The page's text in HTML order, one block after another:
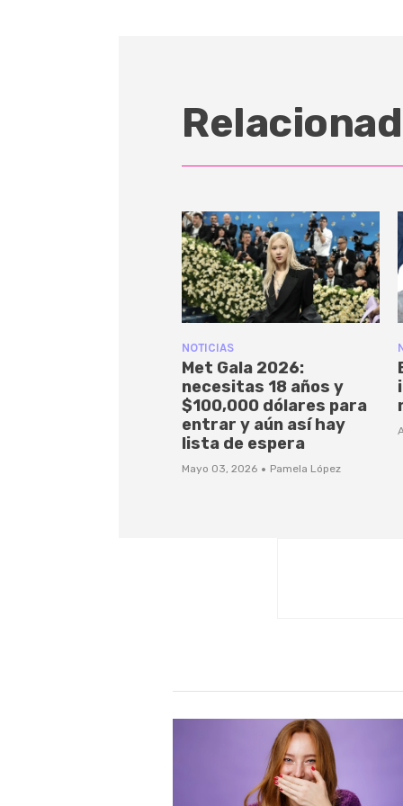
NOTICIAS
Met Gala 2026:
necesitas 18 años y
$100,000 dólares para
entrar y aún así hay
lista de espera
Mayo 03, 2026 · Pamela López